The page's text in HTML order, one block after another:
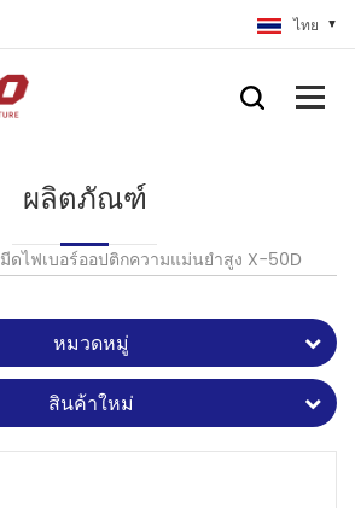
ไทย
ผลิตภัณฑ์
มีดไฟเบอร์ออปติกความแม่นยำสูง X-50D
หมวดหมู่
สินค้าใหม่